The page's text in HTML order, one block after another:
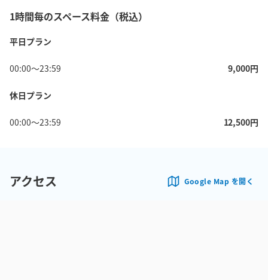
1時間毎のスペース料金（税込）
平日プラン
00:00〜23:59 9,000円
休日プラン
00:00〜23:59 12,500円
アクセス Google Map を開く